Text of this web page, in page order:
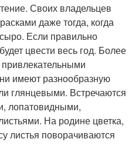
Своих владельцев
даже тогда, когда
Если правильно
цвести весь год. Более
привлекательными
имеют разнообразную
глянцевыми. Встречаются
лопатовидными,
На родине цветка,
листья поворачиваются